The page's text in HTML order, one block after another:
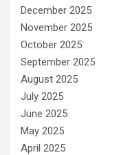
December 2025
November 2025
October 2025
September 2025
August 2025
July 2025
June 2025
May 2025
April 2025